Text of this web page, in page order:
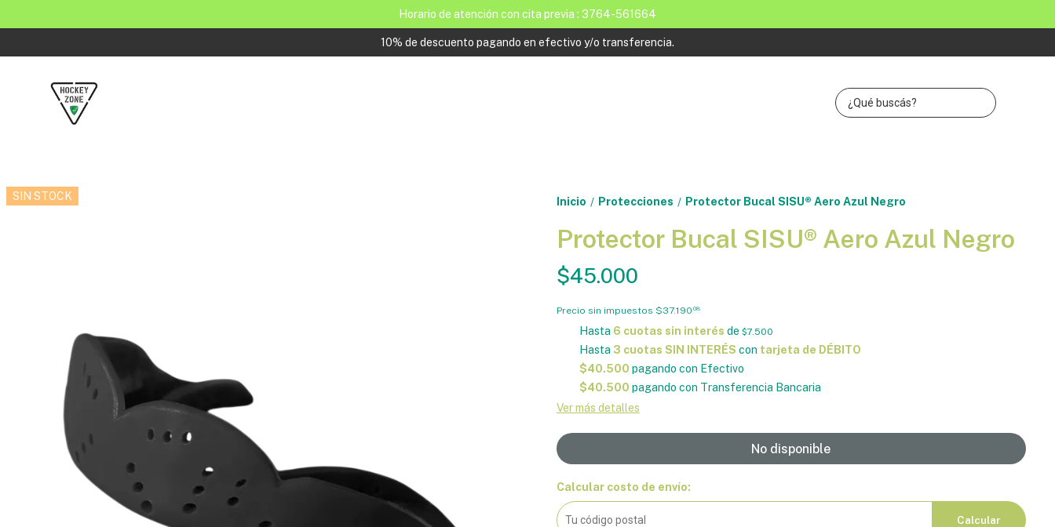
Horario de atención con cita previa : 3764-561664
10% de descuento pagando en efectivo y/o transferencia.
SIN STOCK Inicio / Protecciones / Protector Bucal SISU® Aero Azul Negro
Protector Bucal SISU® Aero Azul Negro
$45.000
Precio sin impuestos $37.190 08
Hasta 6 cuotas sin interés de $7.500
Hasta 3 cuotas SIN INTERÉS con tarjeta de DÉBITO
$40.500 pagando con Efectivo
$40.500 pagando con Transferencia Bancaria
Ver más detalles
No disponible
Calcular costo de envío:
Calcular